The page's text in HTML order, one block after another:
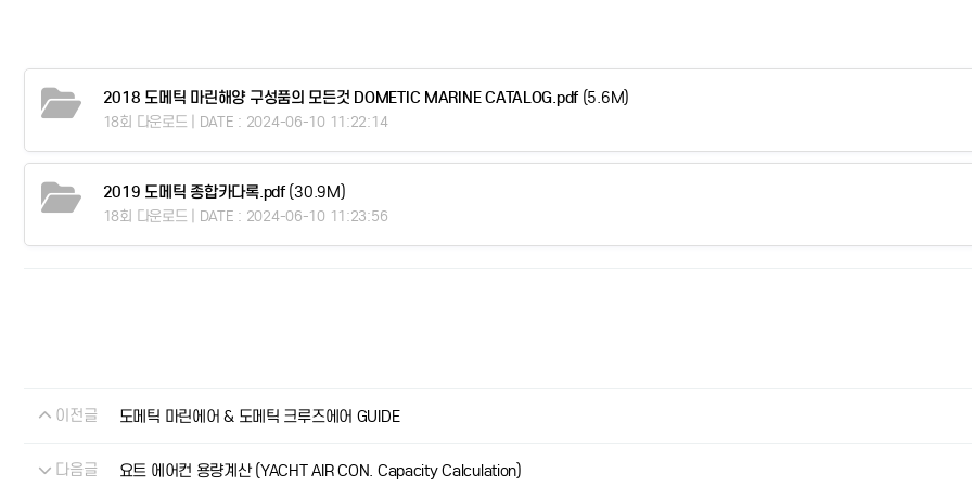
2018 도메틱 마린해양 구성품의 모든것 DOMETIC MARINE CATALOG.pdf (5.6M)
18회 다운로드 | DATE : 2024-06-10 11:22:14
2019 도메틱 종합카다록.pdf(30.9M)
18회 다운로드 | DATE : 2024-06-10 11:23:56
이전글 도메틱 마린에어 & 도메틱 크루즈에어 GUIDE
다음글 요트 에어컨 용량계산 (YACHT AIR CON. Capacity Calculation)